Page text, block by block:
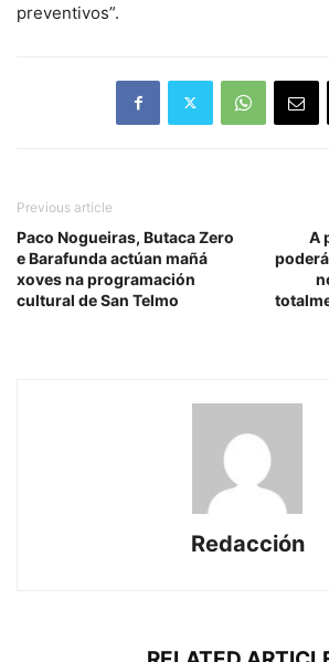
preventivos”.
Previous article
Paco Nogueiras, Butaca Zero
e Barafunda actúan mañá
xoves na programación
cultural de San Telmo
A
Redacción